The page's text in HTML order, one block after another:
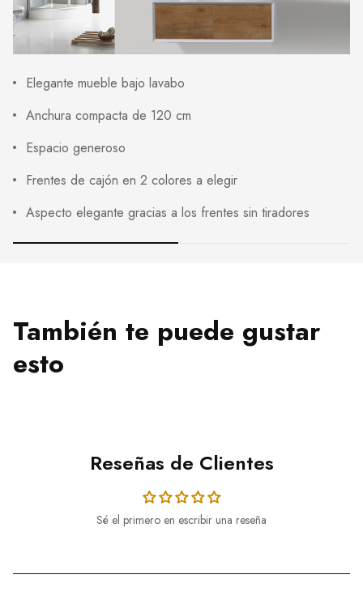
Elegante mueble bajo lavabo
Anchura compacta de 120 cm
Espacio generoso
Frentes de cajón en 2 colores a elegir
Aspecto elegante gracias a los frentes sin tiradores
También te puede gustar
esto
Reseñas de Clientes
Sé el primero en escribir una reseña